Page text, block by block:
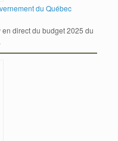
du Québec
direct du budget 2025 du